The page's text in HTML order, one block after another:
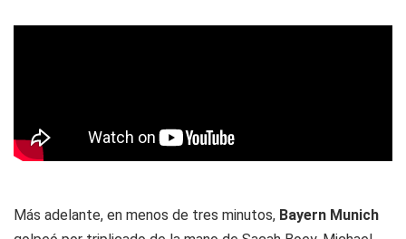
Más adelante, en menos de tres minutos, Bayern Munich